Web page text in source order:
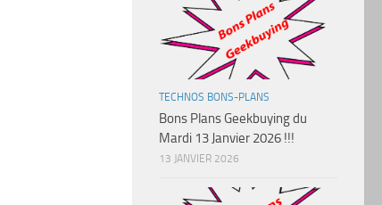
TECHNOS BONS-PLANS
Bons Plans Geekbuying du
Mardi 13 Janvier 2026 !!!
13 JANVIER 2026